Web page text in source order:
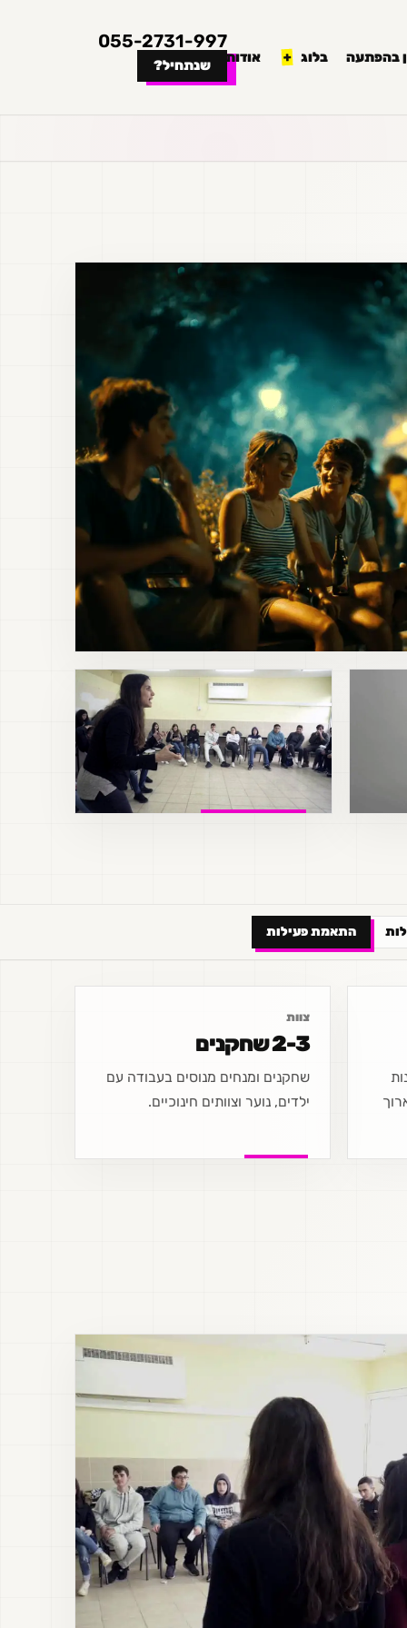
בהפתעה בלוג אודות
055-2731-997
שנתחיל?
התאמת פעילות
צוות
2-3 שחקנים
שחקנים ומנחים מנוסים בעבודה עם
ילדים, נוער וצוותים חינוכיים.